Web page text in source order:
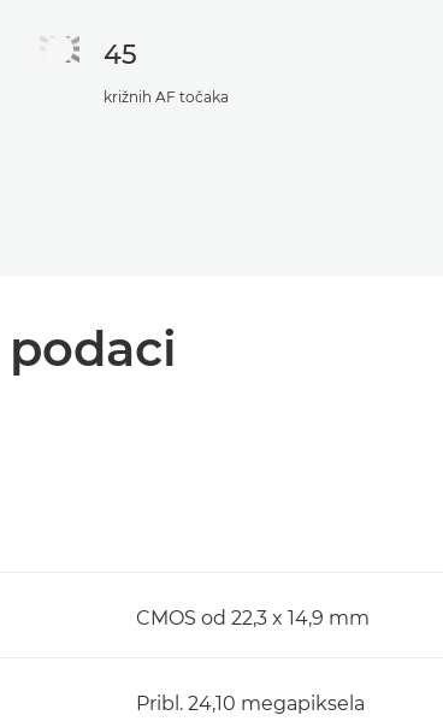
45
križnih AF točaka
CMOS od 22,3 x 14,9 mm
Pribl. 24,10 megapiksela